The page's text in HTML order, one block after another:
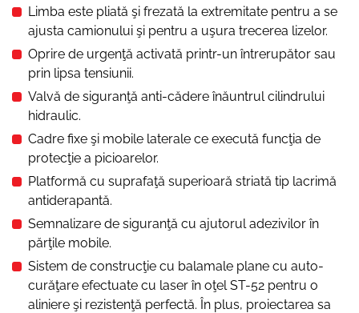
Limba este pliată şi frezată la extremitate pentru a se
ajusta camionului şi pentru a uşura trecerea lizelor.
Oprire de urgenţă activată printr-un întrerupător sau
prin lipsa tensiunii.
Valvă de siguranţă anti-cădere înăuntrul cilindrului
hidraulic.
Cadre fixe şi mobile laterale ce execută funcţia de
protecţie a picioarelor.
Platformă cu suprafaţă superioară striată tip lacrimă
antiderapantă.
Semnalizare de siguranţă cu ajutorul adezivilor în
părţile mobile.
Sistem de construcţie cu balamale plane cu auto-
curăţare efectuate cu laser în oţel ST-52 pentru o
aliniere şi rezistenţă perfectă. În plus, proiectarea sa